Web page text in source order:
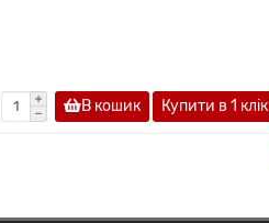
В кошик Купити в 1 клiк